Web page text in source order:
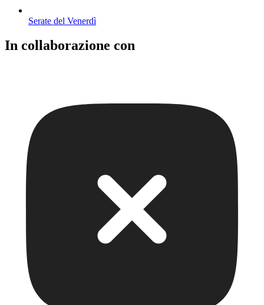
Serate del Venerdì
In collaborazione con